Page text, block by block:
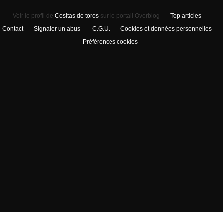
Voir le profil de Cositas de toros sur le portail Overblog
Top articles
Contact
Signaler un abus C.G.U.
Cookies et données personnelles
Préférences cookies